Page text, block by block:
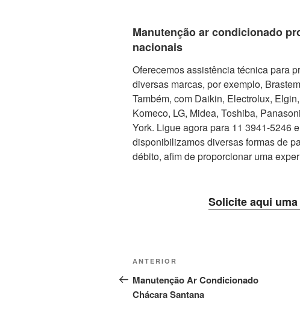
Manutenção ar condicionado
nacionais
Oferecemos assistência técnica para
diversas marcas, por exemplo,
Também, com Daikin, Electrolux,
Komeco, LG, Midea, Toshiba,
York. Ligue agora para 11 3941-5246
disponibilizamos diversas formas de
débito, afim de proporcionar uma
Solicite aqui
Navegação
de
Post
Post
anterior
ANTERIOR
Manutenção Ar Condicionado
Chácara Santana